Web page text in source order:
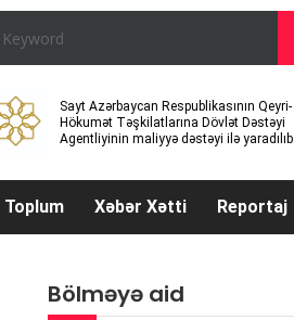
Sayt Azərbaycan Respublikasının Qeyri-
Hökumət Təşkilatlarına Dövlət Dəstəyi
Agentliyinin maliyyə dəstəyi ilə yaradılıb.
Toplum Xəbər Xətti Reportaj
Bölməyə aid